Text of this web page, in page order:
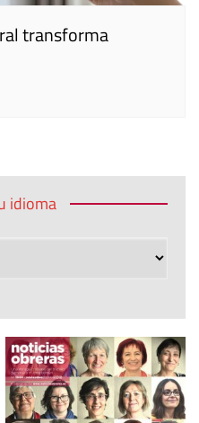
transforma
idioma